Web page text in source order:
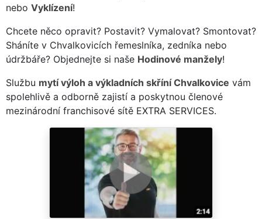
nebo Vyklízení!
Chcete něco opravit? Postavit? Vymalovat? Smontovat?
Sháníte v Chvalkovicích řemeslníka, zedníka nebo
údržbáře? Objednejte si naše Hodinové manžely!
Službu mytí výloh a výkladních skříní Chvalkovice vám
spolehlivě a odborně zajistí a poskytnou členové
mezinárodní franchisové sítě EXTRA SERVICES.